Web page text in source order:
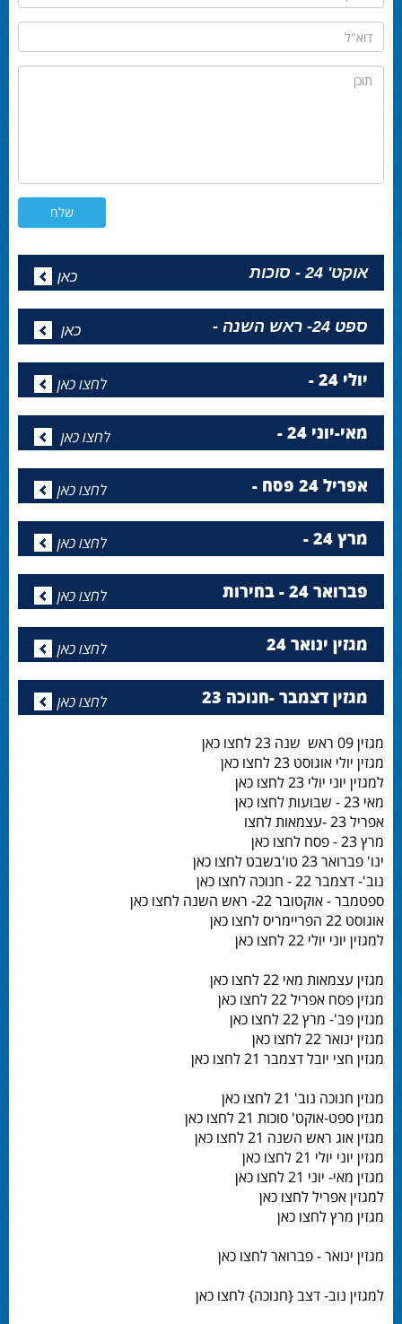
דוא"ל
תוכן
אוקט' 24 - סוכות כאן
ספט 24- ראש השנה - כאן
יולי 24 - לחצו כאן
מאי-יוני 24 - לחצו כאן
אפריל 24 פסח - לחצו כאן
מרץ 24 - לחצו כאן
פברואר 24 - בחירות לחצו כאן
מגזין ינואר 24 לחצו כאן
מגזין דצמבר -חנוכה 23 לחצו כאן
מגזין 09 ראש שנה 23 לחצו כאן
מגזין יולי אוגוסט 23 לחצו כאן
למגזין יוני יולי 23 לחצו כאן
מאי 23 - שבועות לחצו כאן
אפריל 23 -עצמאות לחצו
מרץ 23 - פסח לחצו כאן
ינו' פברואר 23 טו'בשבט לחצו כאן
נוב'- דצמבר 22 - חנוכה לחצו כאן
ספטמבר - אוקטובר 22- ראש השנה לחצו כאן
אוגוסט 22 הפריימריס לחצו כאן
למגזין יוני יולי 22 לחצו כאן
מגזין עצמאות מאי 22 לחצו כאן
מגזין פסח אפריל 22 לחצו כאן
מגזין פב'- מרץ 22 לחצו כאן
מגזין ינואר 22 לחצו כאן
מגזין חצי יובל דצמבר 21 לחצו כאן
מגזין חנוכה נוב' 21 לחצו כאן
מגזין ספט-אוקט' סוכות 21 לחצו כאן
מגזין אוג ראש השנה 21 לחצו כאן
מגזין יוני יולי 21 לחצו כאן
מגזין מאי- יוני 21 לחצו כאן
למגזין אפריל לחצו כאן
מגזין מרץ לחצו כאן
מגזין ינואר - פברואר לחצו כאן
למגזין נוב- דצב {חנוכה} לחצו כאן